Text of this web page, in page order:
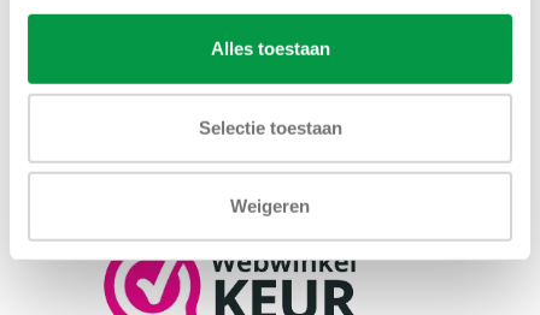
Alles toestaan
Selectie toestaan
Weigeren